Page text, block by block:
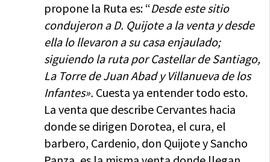
propone la Ruta es: “Desde este sitio
condujeron a D. Quijote a la venta y desde
ella lo llevaron a su casa enjaulado;
siguiendo la ruta por Castellar de Santiago,
La Torre de Juan Abad y Villanueva de los
Infantes». Cuesta ya entender todo esto.
La venta que describe Cervantes hacia
donde se dirigen Dorotea, el cura, el
barbero, Cardenio, don Quijote y Sancho